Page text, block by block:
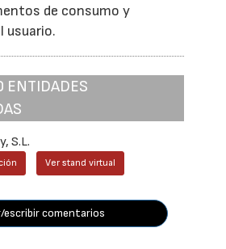
de consumo y
usuario.
ENTIDADES
S.L.
Ver stand virtual
escribir comentarios